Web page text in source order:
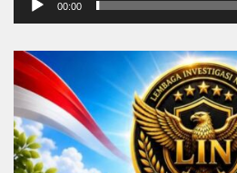
00:00